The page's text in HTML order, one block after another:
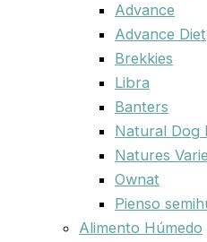
Advance
Advance Diet
Brekkies
Libra
Banters
Natural Dog
Natures
Ownat
Pienso
Alimento Húmedo